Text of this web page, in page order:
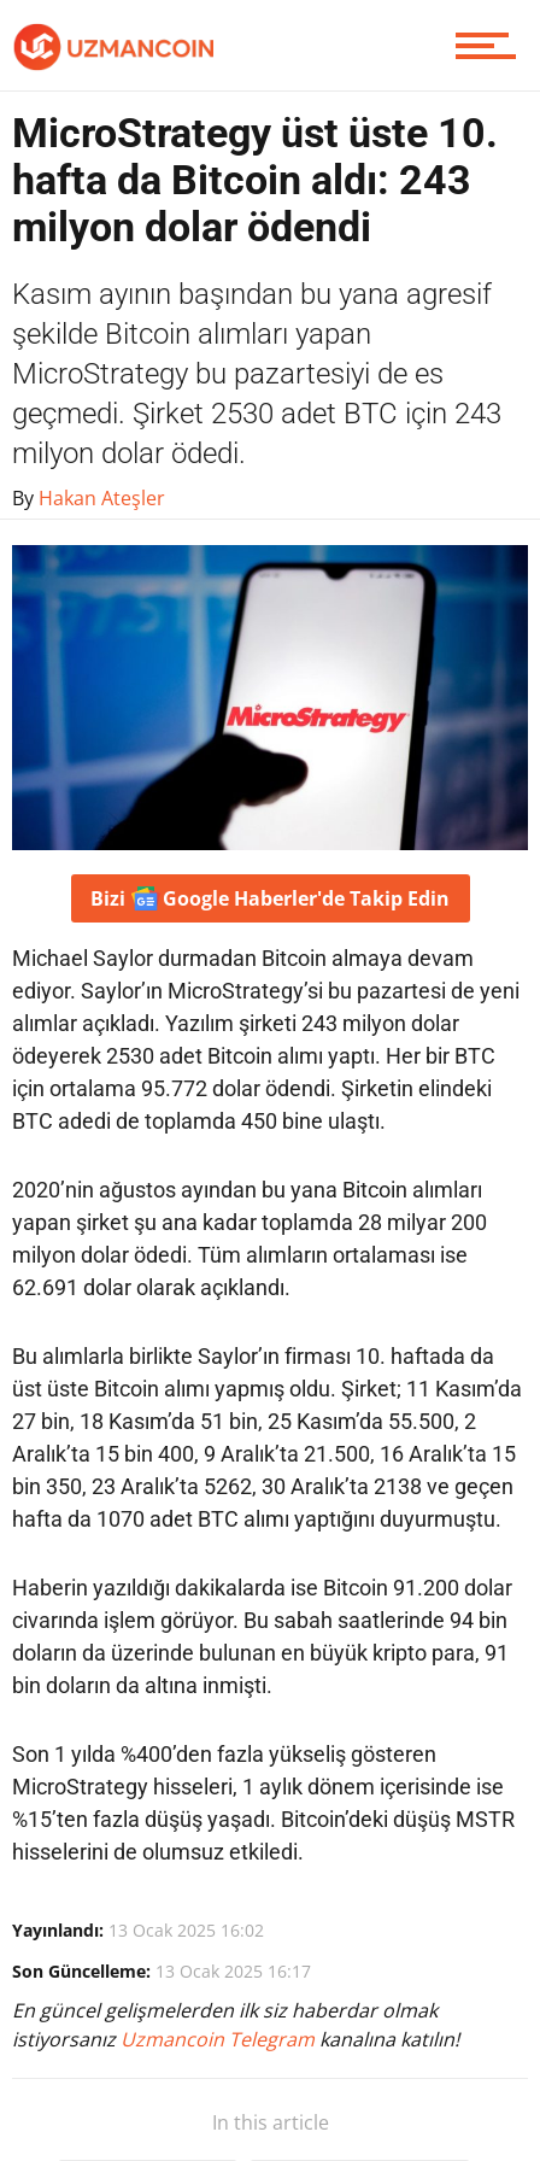
Yazarlardan
Piyasa
Contact / İletişim
MicroStrategy üst üste 10.
hafta da Bitcoin aldı: 243
milyon dolar ödendi
Kasım ayının başından bu yana agresif
şekilde Bitcoin alımları yapan
MicroStrategy bu pazartesiyi de es
geçmedi. Şirket 2530 adet BTC için 243
milyon dolar ödedi.
By Hakan Ateşler
Bizi Google Haberler'deTakip Edin
Michael Saylor durmadan Bitcoin almaya devam
ediyor. Saylor’ın MicroStrategy’si bu pazartesi de yeni
alımlar açıkladı. Yazılım şirketi 243 milyon dolar
ödeyerek 2530 adet Bitcoin alımı yaptı. Her bir BTC
için ortalama 95.772 dolar ödendi. Şirketin elindeki
BTC adedi de toplamda 450 bine ulaştı.
2020’nin ağustos ayından bu yana Bitcoin alımları
yapan şirket şu ana kadar toplamda 28 milyar 200
milyon dolar ödedi. Tüm alımların ortalaması ise
62.691 dolar olarak açıklandı.
Bu alımlarla birlikte Saylor’ın firması 10. haftada da
üst üste Bitcoin alımı yapmış oldu. Şirket; 11 Kasım’da
27 bin, 18 Kasım’da 51 bin, 25 Kasım’da 55.500, 2
Aralık’ta 15 bin 400, 9 Aralık’ta 21.500, 16 Aralık’ta 15
bin 350, 23 Aralık’ta 5262, 30 Aralık’ta 2138 ve geçen
hafta da 1070 adet BTC alımı yaptığını duyurmuştu.
Haberin yazıldığı dakikalarda ise Bitcoin 91.200 dolar
civarında işlem görüyor. Bu sabah saatlerinde 94 bin
doların da üzerinde bulunan en büyük kripto para, 91
bin doların da altına inmişti.
Son 1 yılda %400’den fazla yükseliş gösteren
MicroStrategy hisseleri, 1 aylık dönem içerisinde ise
%15’ten fazla düşüş yaşadı. Bitcoin’deki düşüş MSTR
hisselerini de olumsuz etkiledi.
Yayınlandı: 13 Ocak 2025 16:02
Son Güncelleme: 13 Ocak 2025 16:17
En güncel gelişmelerden ilk siz haberdar olmak
istiyorsanız Uzmancoin Telegram kanalına katılın!
In this article